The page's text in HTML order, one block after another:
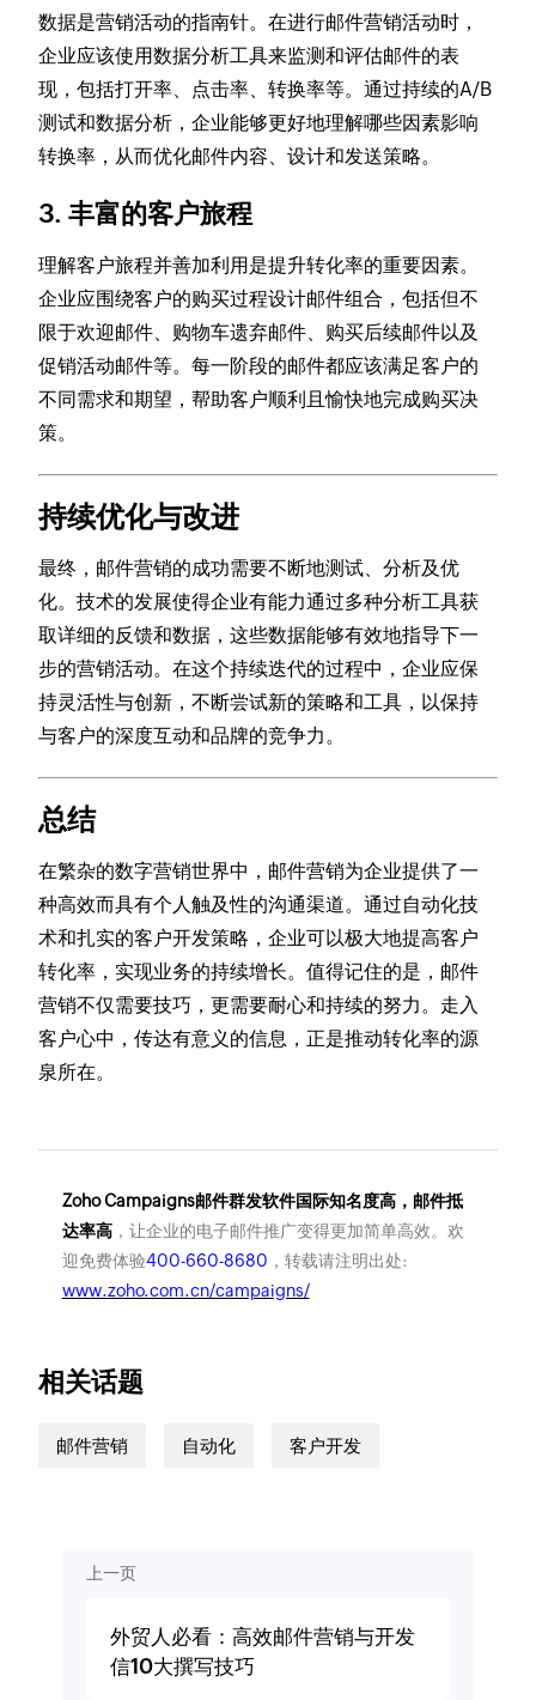
数据是营销活动的指南针。在进行邮件营销活动时，
企业应该使用数据分析工具来监测和评估邮件的表
现，包括打开率、点击率、转换率等。通过持续的A/B
测试和数据分析，企业能够更好地理解哪些因素影响
转换率，从而优化邮件内容、设计和发送策略。
3. 丰富的客户旅程
理解客户旅程并善加利用是提升转化率的重要因素。
企业应围绕客户的购买过程设计邮件组合，包括但不
限于欢迎邮件、购物车遗弃邮件、购买后续邮件以及
促销活动邮件等。每一阶段的邮件都应该满足客户的
不同需求和期望，帮助客户顺利且愉快地完成购买决
策。
持续优化与改进
最终，邮件营销的成功需要不断地测试、分析及优
化。技术的发展使得企业有能力通过多种分析工具获
取详细的反馈和数据，这些数据能够有效地指导下一
步的营销活动。在这个持续迭代的过程中，企业应保
持灵活性与创新，不断尝试新的策略和工具，以保持
与客户的深度互动和品牌的竞争力。
总结
在繁杂的数字营销世界中，邮件营销为企业提供了一
种高效而具有个人触及性的沟通渠道。通过自动化技
术和扎实的客户开发策略，企业可以极大地提高客户
转化率，实现业务的持续增长。值得记住的是，邮件
营销不仅需要技巧，更需要耐心和持续的努力。走入
客户心中，传达有意义的信息，正是推动转化率的源
泉所在。
Zoho Campaigns邮件群发软件国际知名度高，邮件抵
达率高，让企业的电子邮件推广变得更加简单高效。欢
迎免费体验400-660-8680 ，转载请注明出处:
www.zoho.com.cn/campaigns/
相关话题
邮件营销 自动化 客户开发
上一页
外贸人必看：高效邮件营销与开发
信10大撰写技巧